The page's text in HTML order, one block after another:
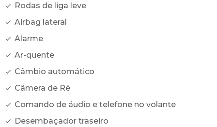
Rodas de liga leve
Airbag lateral
Alarme
Ar-quente
Câmbio automático
Câmera de Ré
Comando de áudio e telefone no volante
Desembaçador traseiro